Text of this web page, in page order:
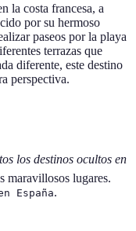
la costa francesa, a
por su hermoso
paseos por la playa
terrazas que
diferente, este destino
perspectiva.
los destinos ocultos en
maravillosos lugares.
España.